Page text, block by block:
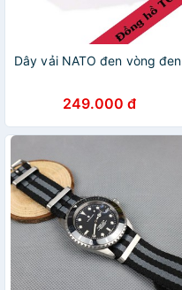
Dây vải NATO đen vòng đen
249.000 đ